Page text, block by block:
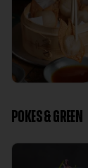
POKES & GREEN